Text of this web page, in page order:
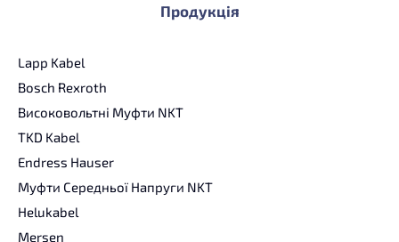
Продукція
Lapp Kabel
Bosch Rexroth
Високовольтні Муфти NKT
TKD Kabel
Endress Hauser
Муфти Середньої Напруги NKT
Helukabel
Mersen